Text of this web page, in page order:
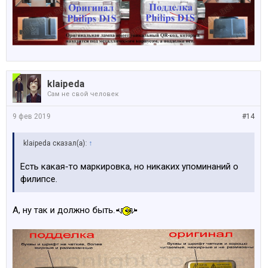
klaipeda
Сам не свой человек
#14
9 фев 2019
klaipeda сказал(а): ↑
Есть какая-то маркировка, но никаких упоминаний о
филипсе.
А, ну так и должно быть.